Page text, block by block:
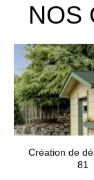
NOS
Création de
81